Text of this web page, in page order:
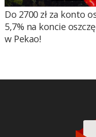
Do 2700 zł za konto
5,7% na koncie
w Pekao!